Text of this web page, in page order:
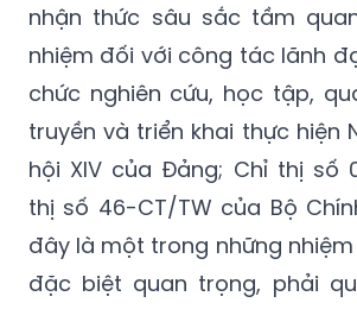
nhận thức sâu sắc tầm
nhiệm đối với công tác lãnh
chức nghiên cứu, học tập,
truyền và triển khai thực hiện
hội XIV của Đảng; Chỉ thị số
thị số 46-CT/TW của Bộ
đây là một trong những
đặc biệt quan trọng, phải